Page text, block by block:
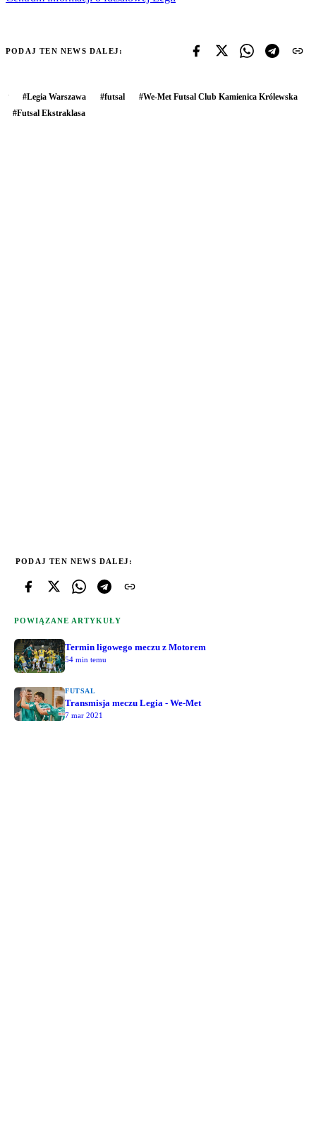
PODAJ TEN NEWS DALEJ:
#Legia Warszawa #futsal #We-Met Futsal Club Kamienica Królewska
#Futsal Ekstraklasa
PODAJ TEN NEWS DALEJ:
POWIĄZANE ARTYKUŁY
Termin ligowego meczu z Motorem
54 min temu
FUTSAL
Transmisja meczu Legia - We-Met
7 mar 2021